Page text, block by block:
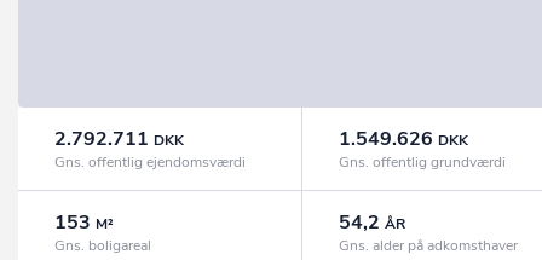
2.792.711 DKK
Gns. offentlig ejendomsværdi
1.549.626 DKK
Gns. offentlig grundværdi
153 M²
Gns. boligareal
54,2 ÅR
Gns. alder på adkomsthaver